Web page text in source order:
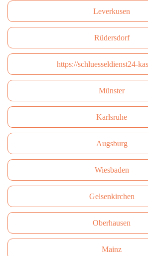
Leverkusen
Rüdersdorf
https://schluesseldienst24-
Münster
Karlsruhe
Augsburg
Wiesbaden
Gelsenkirchen
Oberhausen
Mainz